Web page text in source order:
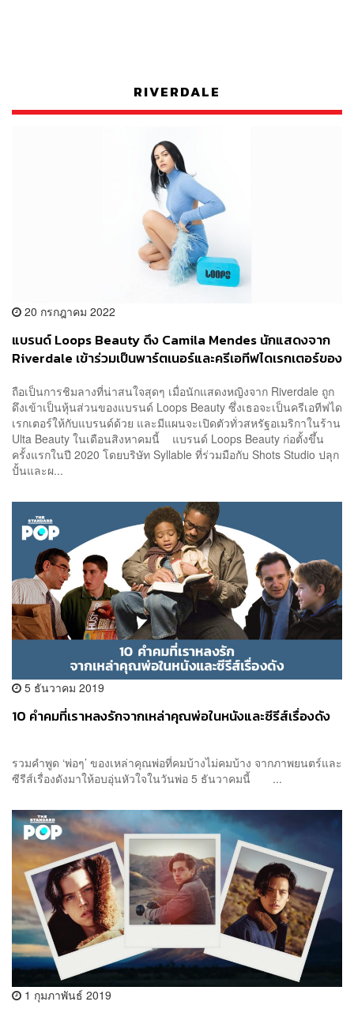
RIVERDALE
20 กรกฎาคม 2022
แบรนด์ Loops Beauty ดึง Camila Mendes นักแสดงจาก
Riverdale เข้าร่วมเป็นพาร์ตเนอร์และครีเอทีฟไดเรกเตอร์ของ
ถือเป็นการชิมลางที่น่าสนใจสุดๆ เมื่อนักแสดงหญิงจาก Riverdale ถูก
ดึงเข้าเป็นหุ้นส่วนของแบรนด์ Loops Beauty ซึ่งเธอจะเป็นครีเอทีฟได
เรกเตอร์ให้กับแบรนด์ด้วย และมีแผนจะเปิดตัวทั่วสหรัฐอเมริกาในร้าน
Ulta Beauty ในเดือนสิงหาคมนี้ แบรนด์ Loops Beauty ก่อตั้งขึ้น
ครั้งแรกในปี 2020 โดยบริษัท Syllable ที่ร่วมมือกับ Shots Studio ปลุก
ปั้นและผ...
5 ธันวาคม 2019
10 คำคมที่เราหลงรักจากเหล่าคุณพ่อในหนังและซีรีส์เรื่องดัง
รวมคำพูด ‘พ่อๆ’ ของเหล่าคุณพ่อที่คมบ้างไม่คมบ้าง จากภาพยนตร์และ
ซีรีส์เรื่องดังมาให้อบอุ่นหัวใจในวันพ่อ 5 ธันวาคมนี้ ...
1 กุมภาพันธ์ 2019